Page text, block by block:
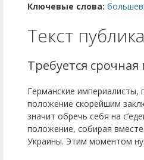
Ключевые слова:
Текст
Требуется
Германские
положение скорейшим
значит обречь себя на
положение, собирая
Украины. Этим моментом